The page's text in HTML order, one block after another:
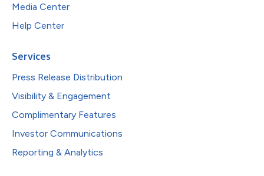
Media Center
Help Center
Services
Press Release Distribution
Visibility & Engagement
Complimentary Features
Investor Communications
Reporting & Analytics